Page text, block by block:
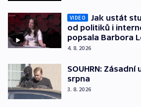
VIDEO
Jak ustát
od politiků i
popsala Barbora
4. 8. 2026
SOUHRN:
srpna
3. 8. 2026